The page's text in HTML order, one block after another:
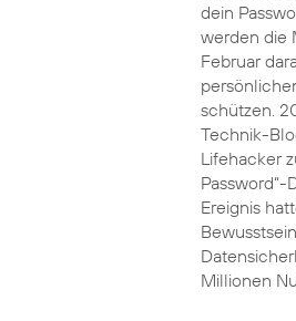
dein
werden die
Februar
schützen.
Technik-
Lifehacker
Password“-
Ereignis
Millionen